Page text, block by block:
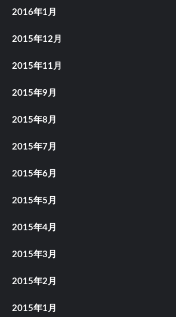
2016年1月
2015年12月
2015年11月
2015年9月
2015年8月
2015年7月
2015年6月
2015年5月
2015年4月
2015年3月
2015年2月
2015年1月